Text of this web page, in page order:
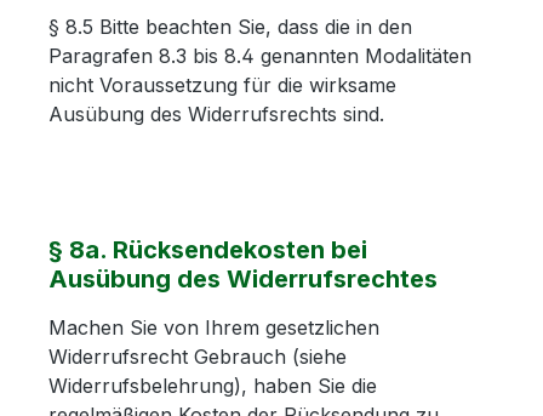
§ 8.5 Bitte beachten Sie, dass die in den
Paragrafen 8.3 bis 8.4 genannten Modalitäten
nicht Voraussetzung für die wirksame
Ausübung des Widerrufsrechts sind.
§ 8a. Rücksendekosten bei
Ausübung des Widerrufsrechtes
Machen Sie von Ihrem gesetzlichen
Widerrufsrecht Gebrauch (siehe
Widerrufsbelehrung), haben Sie die